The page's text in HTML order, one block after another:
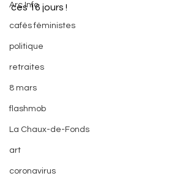
Arc Info
cafés féministes
politique
retraites
8 mars
flashmob
La Chaux-de-Fonds
art
coronavirus
ces 16 jours !